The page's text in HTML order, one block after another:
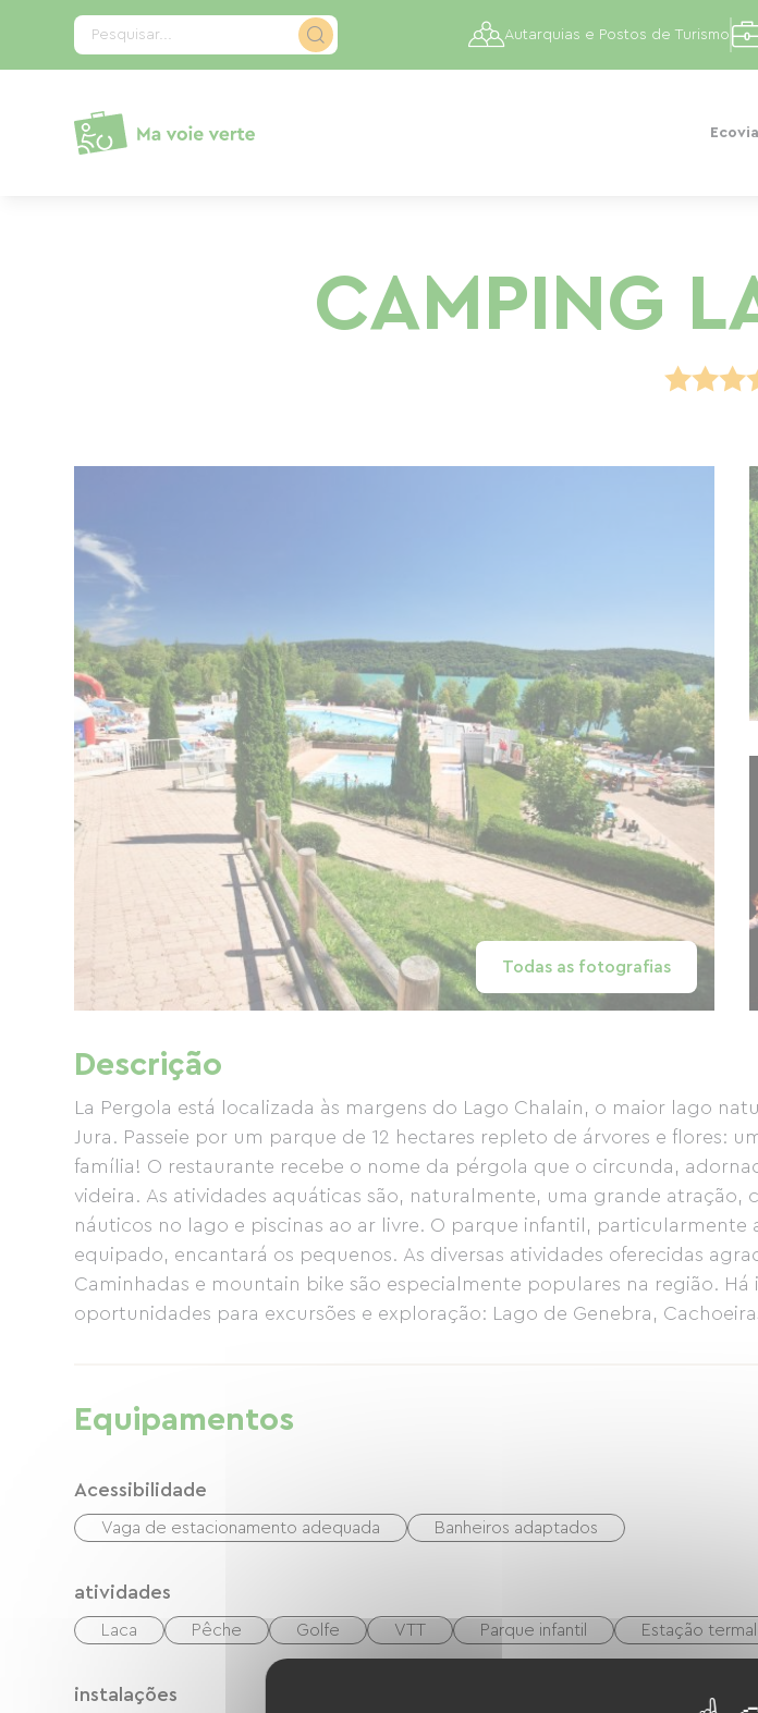
Pesquisar... Autarquias e Postos de Turismo
CAMPING
Todas as fotografias
Descrição
La Pergola está localizada às margens do Lago Chalain, o maior lago
Jura. Passeie por um parque de 12 hectares repleto de árvores e flores:
família! O restaurante recebe o nome da pérgola que o circunda,
videira. As atividades aquáticas são, naturalmente, uma grande atração,
náuticos no lago e piscinas ao ar livre. O parque infantil, particularmente
equipado, encantará os pequenos. As diversas atividades oferecidas
Caminhadas e mountain bike são especialmente populares na região. Há
oportunidades para excursões e exploração: Lago de Genebra,
margem sul do Lago Chalain.
Equipamentos
Acessibilidade
Vaga de estacionamento adequada Banheiros adaptados
atividades
Laca Pêche Golfe VTT Parque infantil Estação termal
instalações
Painel de Gerenciamento de Cookies